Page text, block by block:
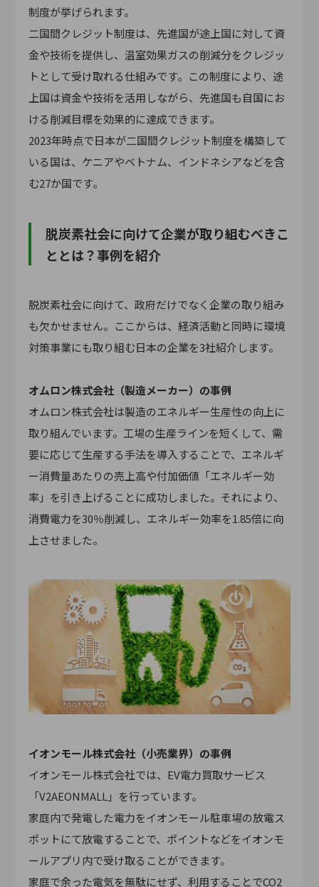
制度が挙げられます。
二国間クレジット制度は、先進国が途上国に対して資
金や技術を提供し、温室効果ガスの削減分をクレジッ
トとして受け取れる仕組みです。この制度により、途
上国は資金や技術を活用しながら、先進国も自国にお
ける削減目標を効果的に達成できます。
2023年時点で日本が二国間クレジット制度を構築して
いる国は、ケニアやベトナム、インドネシアなどを含
む27か国です。
脱炭素社会に向けて企業が取り組むべきこ
ととは？事例を紹介
脱炭素社会に向けて、政府だけでなく企業の取り組み
も欠かせません。ここからは、経済活動と同時に環境
対策事業にも取り組む日本の企業を3社紹介します。
オムロン株式会社（製造メーカー）の事例
オムロン株式会社は製造のエネルギー⽣産性の向上に
取り組んでいます。工場の生産ラインを短くして、需
要に応じて生産する手法を導入することで、エネルギ
ー消費量あたりの売上高や付加価値「エネルギー効
率」を引き上げることに成功しました。それにより、
消費電力を30％削減し、エネルギー効率を1.85倍に向
上させました。
イオンモール株式会社（小売業界）の事例
イオンモール株式会社では、EV電力買取サービス
「V2AEONMALL」を行っています。
家庭内で発電した電力をイオンモール駐車場の放電ス
ポットにて放電することで、ポイントなどをイオンモ
ールアプリ内で受け取ることができます。
家庭で余った電気を無駄にせず、利用することでCO2